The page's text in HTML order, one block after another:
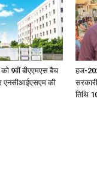
9वीं बीएएमएस बैच
एनसीआईएसएम की
हज-
तिथि